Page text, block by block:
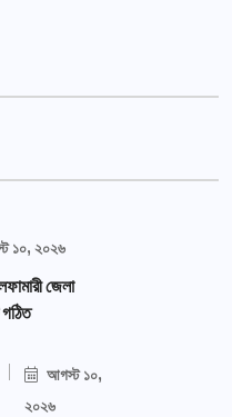
১০, ২০২৬
জেলা
আগস্ট ১০,
২০২৬